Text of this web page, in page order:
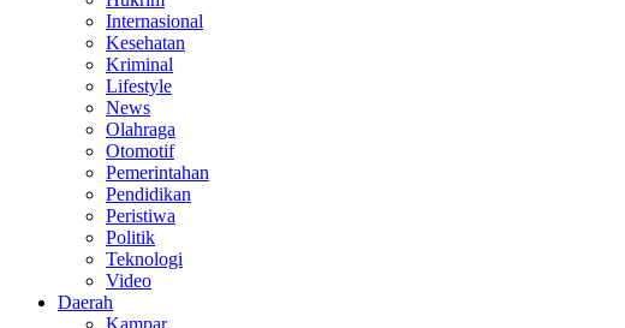
Internasional
Kesehatan
Kriminal
Lifestyle
News
Olahraga
Otomotif
Pemerintahan
Pendidikan
Peristiwa
Politik
Teknologi
Video
Daerah
Kampar